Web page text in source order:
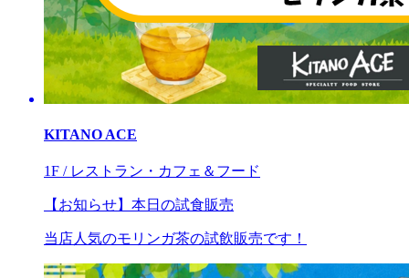
KITANO ACE
1F / レストラン・カフェ＆フード
【お知らせ】本日の試食販売
当店人気のモリンガ茶の試飲販売です！